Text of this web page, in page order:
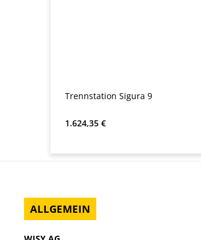
Trennstation Sigura 9
Regulärer Preis:
1.624,35 €
ALLGEMEIN